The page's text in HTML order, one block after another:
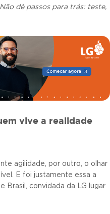
dê passos para trás: teste,
vive a realidade
agilidade, por outro, o olhar
E foi justamente essa a
Brasil, convidada da LG lugar